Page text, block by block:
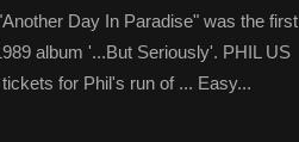
Day In Paradise" was the first
album '...But Seriously'. PHIL US
for Phil's run of ... Easy...